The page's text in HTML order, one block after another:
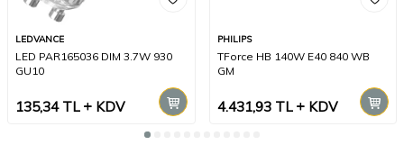
LEDVANCE
LED PAR165036 DIM 3.7W 930
GU10
135,34TL KDV
PHILIPS
TForce HB 140W E40 840 WB
GM
4.431,93TL KDV